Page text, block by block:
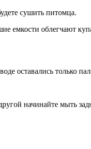
сушить питомца.
емкости облегчают
оставались только
начинайте мыть